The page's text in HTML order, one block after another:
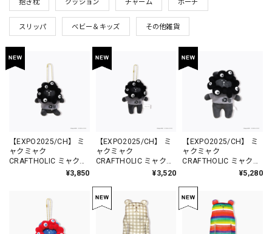
抱き枕 クッション チャーム ポーチ
スリッパ ベビー＆キッズ その他雑貨
【EXPO2025/CH】 ミ
ャクミャク
CRAFTHOLIC ミャクミ
ャクなりきりおすわり
BLACK / ACT033
¥3,850
【EXPO2025/CH】 ミ
ャクミャク
CRAFTHOLIC ミャクミ
ャクなりきりマスコッ
SLOTH BLACK /
ACT031
¥3,520
【EXPO2025/CH】 ミ
ャクミャク
CRAFTHOLIC ミャクミ
ャクなりきりマスコッ
¥5,280